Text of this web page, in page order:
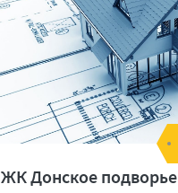
ЖК Донское подворье